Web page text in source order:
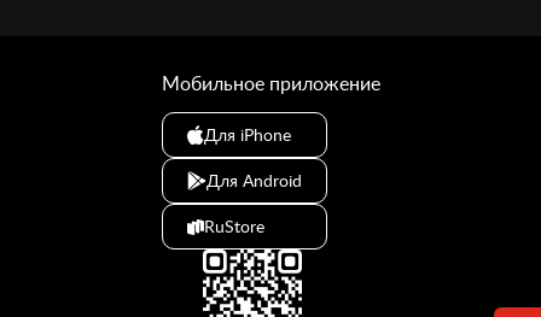
Мобильное приложение
Для iPhone
Для Android
RuStore